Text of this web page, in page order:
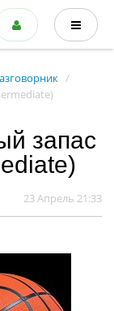
запас
23 Апрель 21:33